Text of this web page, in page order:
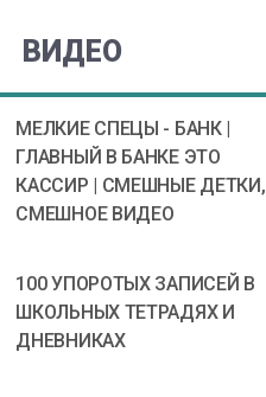
ВИДЕО
МЕЛКИЕ СПЕЦЫ - БАНК |
ГЛАВНЫЙ В БАНКЕ ЭТО
КАССИР | СМЕШНЫЕ ДЕТКИ,
СМЕШНОЕ ВИДЕО
100 УПОРОТЫХ ЗАПИСЕЙ В
ШКОЛЬНЫХ ТЕТРАДЯХ И
ДНЕВНИКАХ